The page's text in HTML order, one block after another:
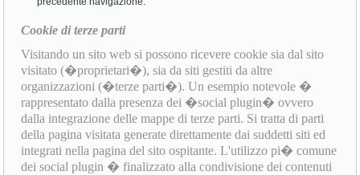
Cookie di terze parti
Visitando un sito web si possono ricevere cookie sia dal sito
visitato (�proprietari�), sia da siti gestiti da altre
organizzazioni (�terze parti�). Un esempio notevole �
rappresentato dalla presenza dei �social plugin� ovvero
dalla integrazione delle mappe di terze parti. Si tratta di parti
della pagina visitata generate direttamente dai suddetti siti ed
integrati nella pagina del sito ospitante. L'utilizzo pi� comune
dei social plugin � finalizzato alla condivisione dei contenuti